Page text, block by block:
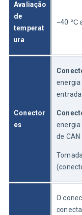
Avaliação
de
temperat
ura
−40 ℃
Conector
es
energia
entrada
energia
de CAN
O